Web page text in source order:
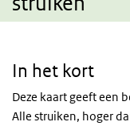
In het kort
Deze kaart geeft een
Alle struiken, hoger